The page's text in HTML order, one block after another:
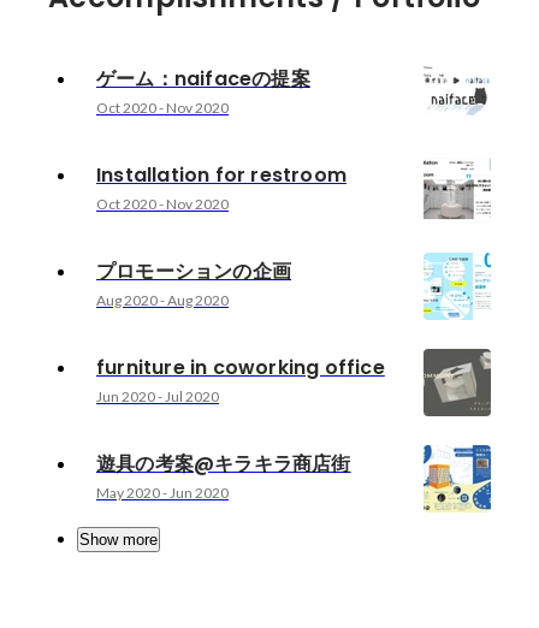
ゲーム：naifaceの提案
Oct 2020- Nov 2020
Installation for restroom
Oct 2020- Nov 2020
プロモーションの企画
Aug 2020-Aug 2020
furniture in coworking office
Jun 2020-Jul 2020
遊具の考案@キラキラ商店街
May 2020-Jun 2020
Show more